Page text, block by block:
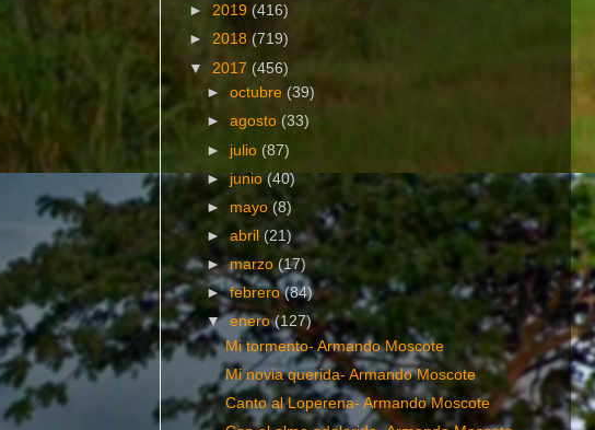
► 2019 (416)
► 2018 (719)
▼ 2017 (456)
►octubre(39)
►agosto (33)
► julio (87)
►junio(40)
► mayo (8)
►abril (21)
►marzo(17)
►febrero(84)
▼enero(127)
Mi tormento- Armando Moscote
Mi novia querida- Armando Moscote
Canto al Loperena- Armando Moscote